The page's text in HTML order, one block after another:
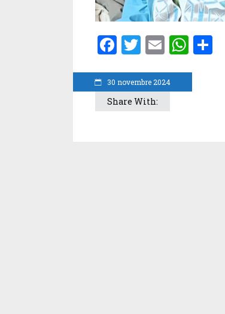
30 novembre 2024
Facebook
Twitter
Email
Share With: